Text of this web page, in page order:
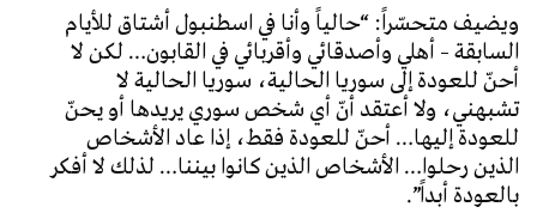
ويضيف متحسّراً: “حالياً وأنا في اسطنبول أشتاق للأيام
السابقة – أهلي وأصدقائي وأقربائي في القابون… لكن لا
أحنّ للعودة إلى سوريا الحالية، سوريا الحالية لا
تشبهني، ولا أعتقد أنّ أي شخص سوري يريدها أو يحنّ
للعودة إليها… أحنّ للعودة فقط، إذا عاد الأشخاص
الذين رحلوا… الأشخاص الذين كانوا بيننا… لذلك لا أفكر
بالعودة أبداً”.